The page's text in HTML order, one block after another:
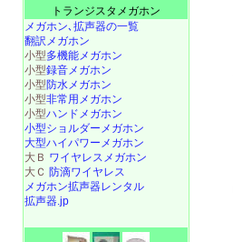
トランジスタメガホン
メガホン､拡声器の一覧
翻訳メガホン
小型多機能メガホン
小型録音メガホン
小型防水メガホン
小型非常用メガホン
小型ハンドメガホン
小型ショルダーメガホン
大型ハイパワーメガホン
大Ｂ ワイヤレスメガホン
大Ｃ 防滴ワイヤレス
メガホン拡声器レンタル
拡声器.jp